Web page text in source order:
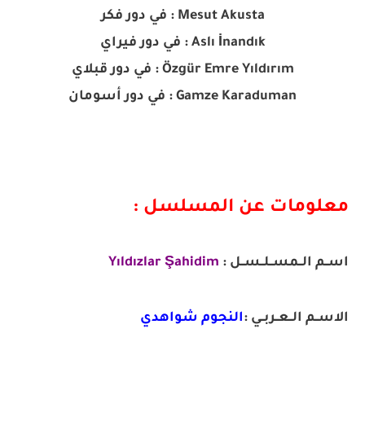
Mesut Akusta : في دور فكر
Aslı İnandık : في دور فيراي
Özgür Emre Yıldırım : في دور قبلاي
Gamze Karaduman : في دور أسومان
معلومات عن المسلسل :
اســم الــمســلــســل : Yıldızlar Şahidim
الاســم الــعــربــي :النجوم شواهدي